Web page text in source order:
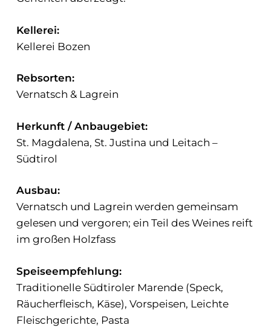
Kellerei:
Kellerei Bozen
Rebsorten:
Vernatsch & Lagrein
Herkunft / Anbaugebiet:
St. Magdalena, St. Justina und Leitach –
Südtirol
Ausbau:
Vernatsch und Lagrein werden gemeinsam
gelesen und vergoren; ein Teil des Weines reift
im großen Holzfass
Speiseempfehlung:
Traditionelle Südtiroler Marende (Speck,
Räucherfleisch, Käse), Vorspeisen, Leichte
Fleischgerichte, Pasta